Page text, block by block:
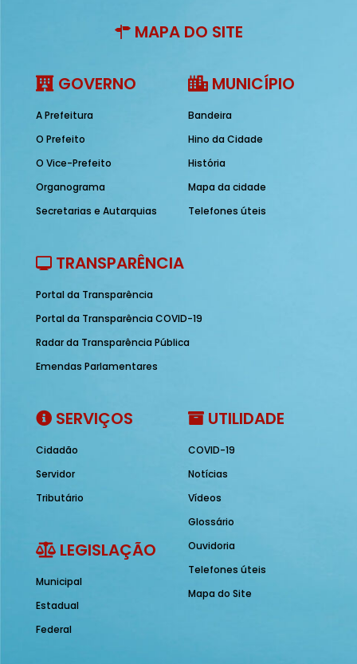
MAPA DO SITE
GOVERNO
A Prefeitura
O Prefeito
O Vice-Prefeito
Organograma
Secretarias e Autarquias
MUNICÍPIO
Bandeira
Hino da Cidade
História
Mapa da cidade
Telefones úteis
TRANSPARÊNCIA
Portal da Transparência
Portal da Transparência COVID-19
Radar da Transparência Pública
Emendas Parlamentares
SERVIÇOS
Cidadão
Servidor
Tributário
LEGISLAÇÃO
Municipal
Estadual
Federal
UTILIDADE
COVID-19
Notícias
Vídeos
Glossário
Ouvidoria
Telefones úteis
Mapa do Site